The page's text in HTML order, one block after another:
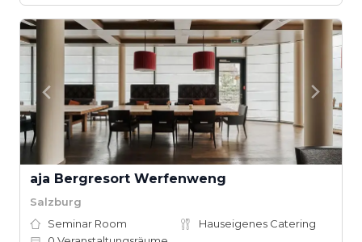
aja Bergresort Werfenweng
Salzburg
Seminar Room
Hauseigenes Catering